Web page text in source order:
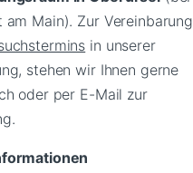
am Main). Zur Vereinbarung
in unserer
stehen wir Ihnen gerne
oder per E-Mail zur